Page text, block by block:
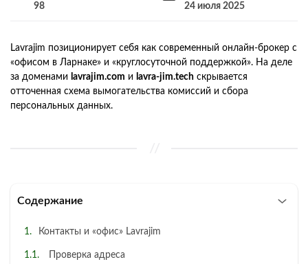
98
24 июля 2025
Lavrajim позиционирует себя как современный онлайн‑брокер с
«офисом в Ларнаке» и «круглосуточной поддержкой». На деле
за доменами lavrajim.com и lavra‑jim.tech скрывается
отточенная схема вымогательства комиссий и сбора
персональных данных.
Содержание
Контакты и «офис» Lavrajim
Проверка адреса